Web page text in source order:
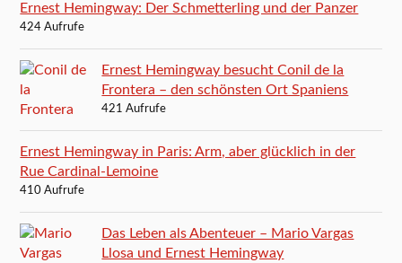
Ernest Hemingway: Der Schmetterling und der Panzer
424 Aufrufe
Ernest Hemingway besucht Conil de la
Frontera – den schönsten Ort Spaniens
421 Aufrufe
Ernest Hemingway in Paris: Arm, aber glücklich in der
Rue Cardinal-Lemoine
410 Aufrufe
Das Leben als Abenteuer – Mario Vargas
Llosa und Ernest Hemingway